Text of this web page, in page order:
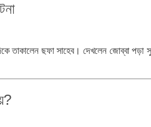
তাকালেন ছফা সাহেব। দেখলেন জোব্বা পড়া